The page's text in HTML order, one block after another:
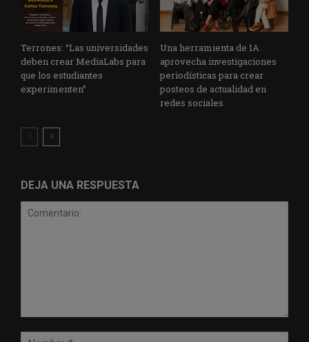
Terrones: “Las universidades
deben crear MediaLabs para
que los estudiantes
experimenten”
Una herramienta de IA
aprovecha investigaciones
periodísticas para crear
posteos de actualidad en
redes sociales
DEJA UNA RESPUESTA